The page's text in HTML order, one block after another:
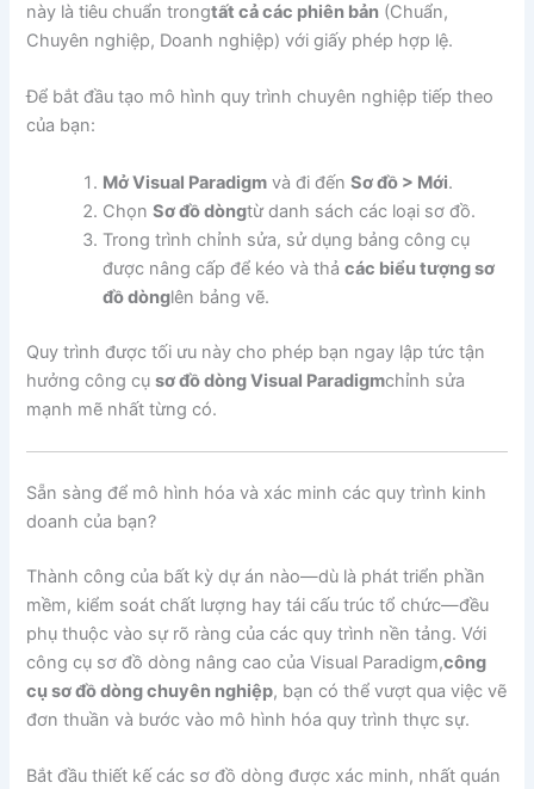
này là tiêu chuẩn trongtất cả các phiên bản (Chuẩn,
Chuyên nghiệp, Doanh nghiệp) với giấy phép hợp lệ.
Để bắt đầu tạo mô hình quy trình chuyên nghiệp tiếp theo
của bạn:
Mở Visual Paradigm và đi đếnSơ đồ > Mới.
ChọnSơ đồ dòngtừ danh sách các loại sơ đồ.
Trong trình chỉnh sửa, sử dụng bảng công cụ
được nâng cấp để kéo và thảcác biểu tượng sơ
đồ dònglên bảng vẽ.
Quy trình được tối ưu này cho phép bạn ngay lập tức tận
hưởng công cụsơ đồ dòng Visual Paradigmchỉnh sửa
mạnh mẽ nhất từng có.
Sẵn sàng để mô hình hóa và xác minh các quy trình kinh
doanh của bạn?
Thành công của bất kỳ dự án nào—dù là phát triển phần
mềm, kiểm soát chất lượng hay tái cấu trúc tổ chức—đều
phụ thuộc vào sự rõ ràng của các quy trình nền tảng. Với
công cụ sơ đồ dòng nâng cao của Visual Paradigm,công
cụ sơ đồ dòng chuyên nghiệp, bạn có thể vượt qua việc vẽ
đơn thuần và bước vào mô hình hóa quy trình thực sự.
Bắt đầu thiết kế các sơ đồ dòng được xác minh, nhất quán